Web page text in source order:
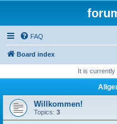
FAQ
Board index
It is currently
Willkommen!
Topics: 3